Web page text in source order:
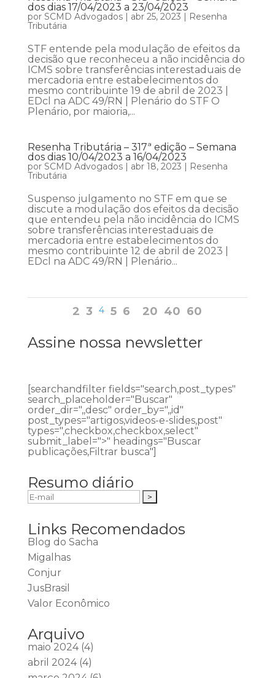
dos dias 17/04/2023 a 23/04/2023
por SCMD Advogados| abr 25, 2023 | Resenha
Tributária
STF entende pela modulação de efeitos da
decisão que reconheceu a não incidência do
ICMS sobre transferências interestaduais de
mercadoria entre estabelecimentos do
mesmo contribuinte 19 de abril de 2023 |
EDcl na ADC 49/RN | Plenário do STF O
Plenário, por maioria,...
Resenha Tributária – 317ª edição – Semana
dos dias 10/04/2023 a 16/04/2023
por SCMD Advogados| abr 18, 2023 | Resenha
Tributária
Suspenso julgamento no STF em que se
discute a modulação dos efeitos da decisão
que entendeu pela não incidência do ICMS
sobre transferências interestaduais de
mercadoria entre estabelecimentos do
mesmo contribuinte 12 de abril de 2023 |
EDcl na ADC 49/RN | Plenário...
2 3 4 5 6 20 40 60
Assine nossa newsletter
[searchandfilter fields="search,post_types"
search_placeholder="Buscar"
order_dir=",,desc" order_by=",,id"
post_types="artigos,videos-e-slides,post"
types=",checkbox,checkbox,select"
submit_label=">" headings="Buscar
publicações,Filtrar busca"]
Resumo diário
Links Recomendados
Blog do Sacha
Migalhas
Conjur
JusBrasil
Valor Econômico
Arquivo
maio 2024(4)
abril 2024(4)